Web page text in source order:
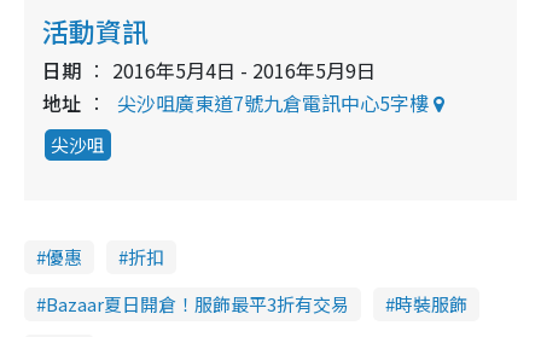
活動資訊
日期
2016年5月4日 - 2016年5月9日
地址
尖沙咀廣東道7號九倉電訊中心5字樓
尖沙咀
優惠
折扣
Bazaar夏日開倉！服飾最平3折有交易
時裝服飾